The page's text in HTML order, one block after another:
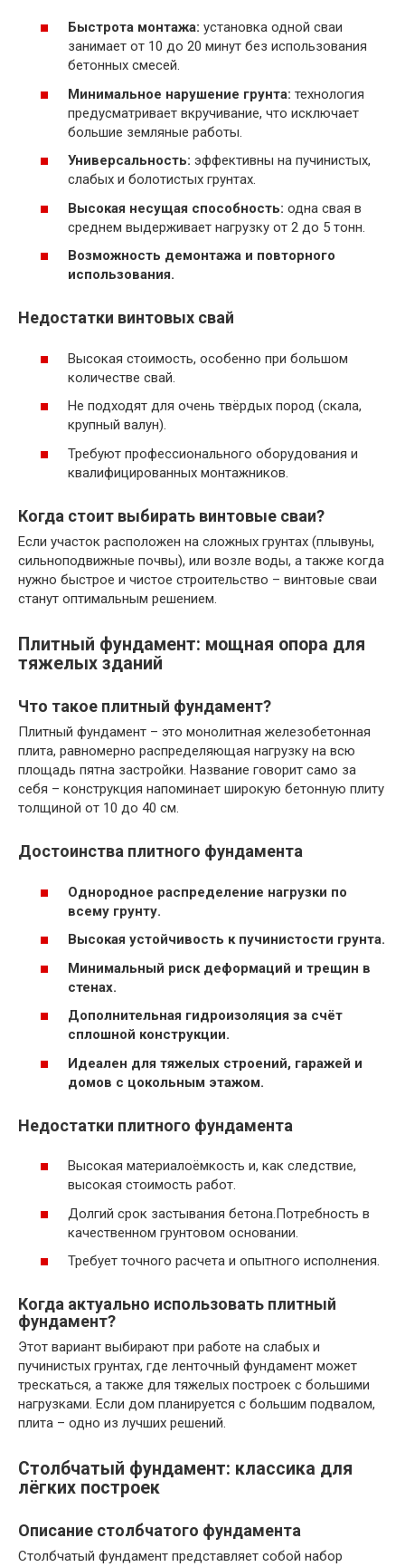
Быстрота монтажа: установка одной сваи
занимает от 10 до 20 минут без использования
бетонных смесей.
Минимальное нарушение грунта: технология
предусматривает вкручивание, что исключает
большие земляные работы.
Универсальность: эффективны на пучинистых,
слабых и болотистых грунтах.
Высокая несущая способность: одна свая в
среднем выдерживает нагрузку от 2 до 5 тонн.
Возможность демонтажа и повторного
использования.
Недостатки винтовых свай
Высокая стоимость, особенно при большом
количестве свай.
Не подходят для очень твёрдых пород (скала,
крупный валун).
Требуют профессионального оборудования и
квалифицированных монтажников.
Когда стоит выбирать винтовые сваи?
Если участок расположен на сложных грунтах (плывуны,
сильноподвижные почвы), или возле воды, а также когда
нужно быстрое и чистое строительство – винтовые сваи
станут оптимальным решением.
Плитный фундамент: мощная опора для
тяжелых зданий
Что такое плитный фундамент?
Плитный фундамент – это монолитная железобетонная
плита, равномерно распределяющая нагрузку на всю
площадь пятна застройки. Название говорит само за
себя – конструкция напоминает широкую бетонную плиту
толщиной от 10 до 40 см.
Достоинства плитного фундамента
Однородное распределение нагрузки по
всему грунту.
Высокая устойчивость к пучинистости грунта.
Минимальный риск деформаций и трещин в
стенах.
Дополнительная гидроизоляция за счёт
сплошной конструкции.
Идеален для тяжелых строений, гаражей и
домов с цокольным этажом.
Недостатки плитного фундамента
Высокая материалоёмкость и, как следствие,
высокая стоимость работ.
Долгий срок застывания бетона.Потребность в
качественном грунтовом основании.
Требует точного расчета и опытного исполнения.
Когда актуально использовать плитный
фундамент?
Этот вариант выбирают при работе на слабых и
пучинистых грунтах, где ленточный фундамент может
трескаться, а также для тяжелых построек с большими
нагрузками. Если дом планируется с большим подвалом,
плита – одно из лучших решений.
Столбчатый фундамент: классика для
лёгких построек
Описание столбчатого фундамента
Столбчатый фундамент представляет собой набор